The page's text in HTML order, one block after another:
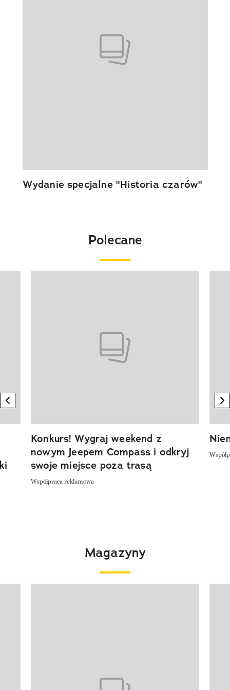
Wydanie specjalne "Historia czarów"
Polecane
previous element
Konkurs! Wygraj weekend z
nowym Jeepem Compass i odkryj
swoje miejsce poza trasą
Współpraca reklamowa
Magazyny